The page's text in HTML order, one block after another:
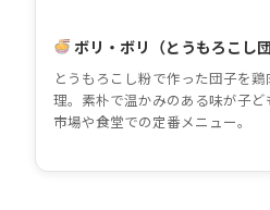
ボリ・ボリ（とうもろこし団
とうもろこし粉で作った団子を
理。素朴で温かみのある味が子
市場や食堂での定番メニュー。